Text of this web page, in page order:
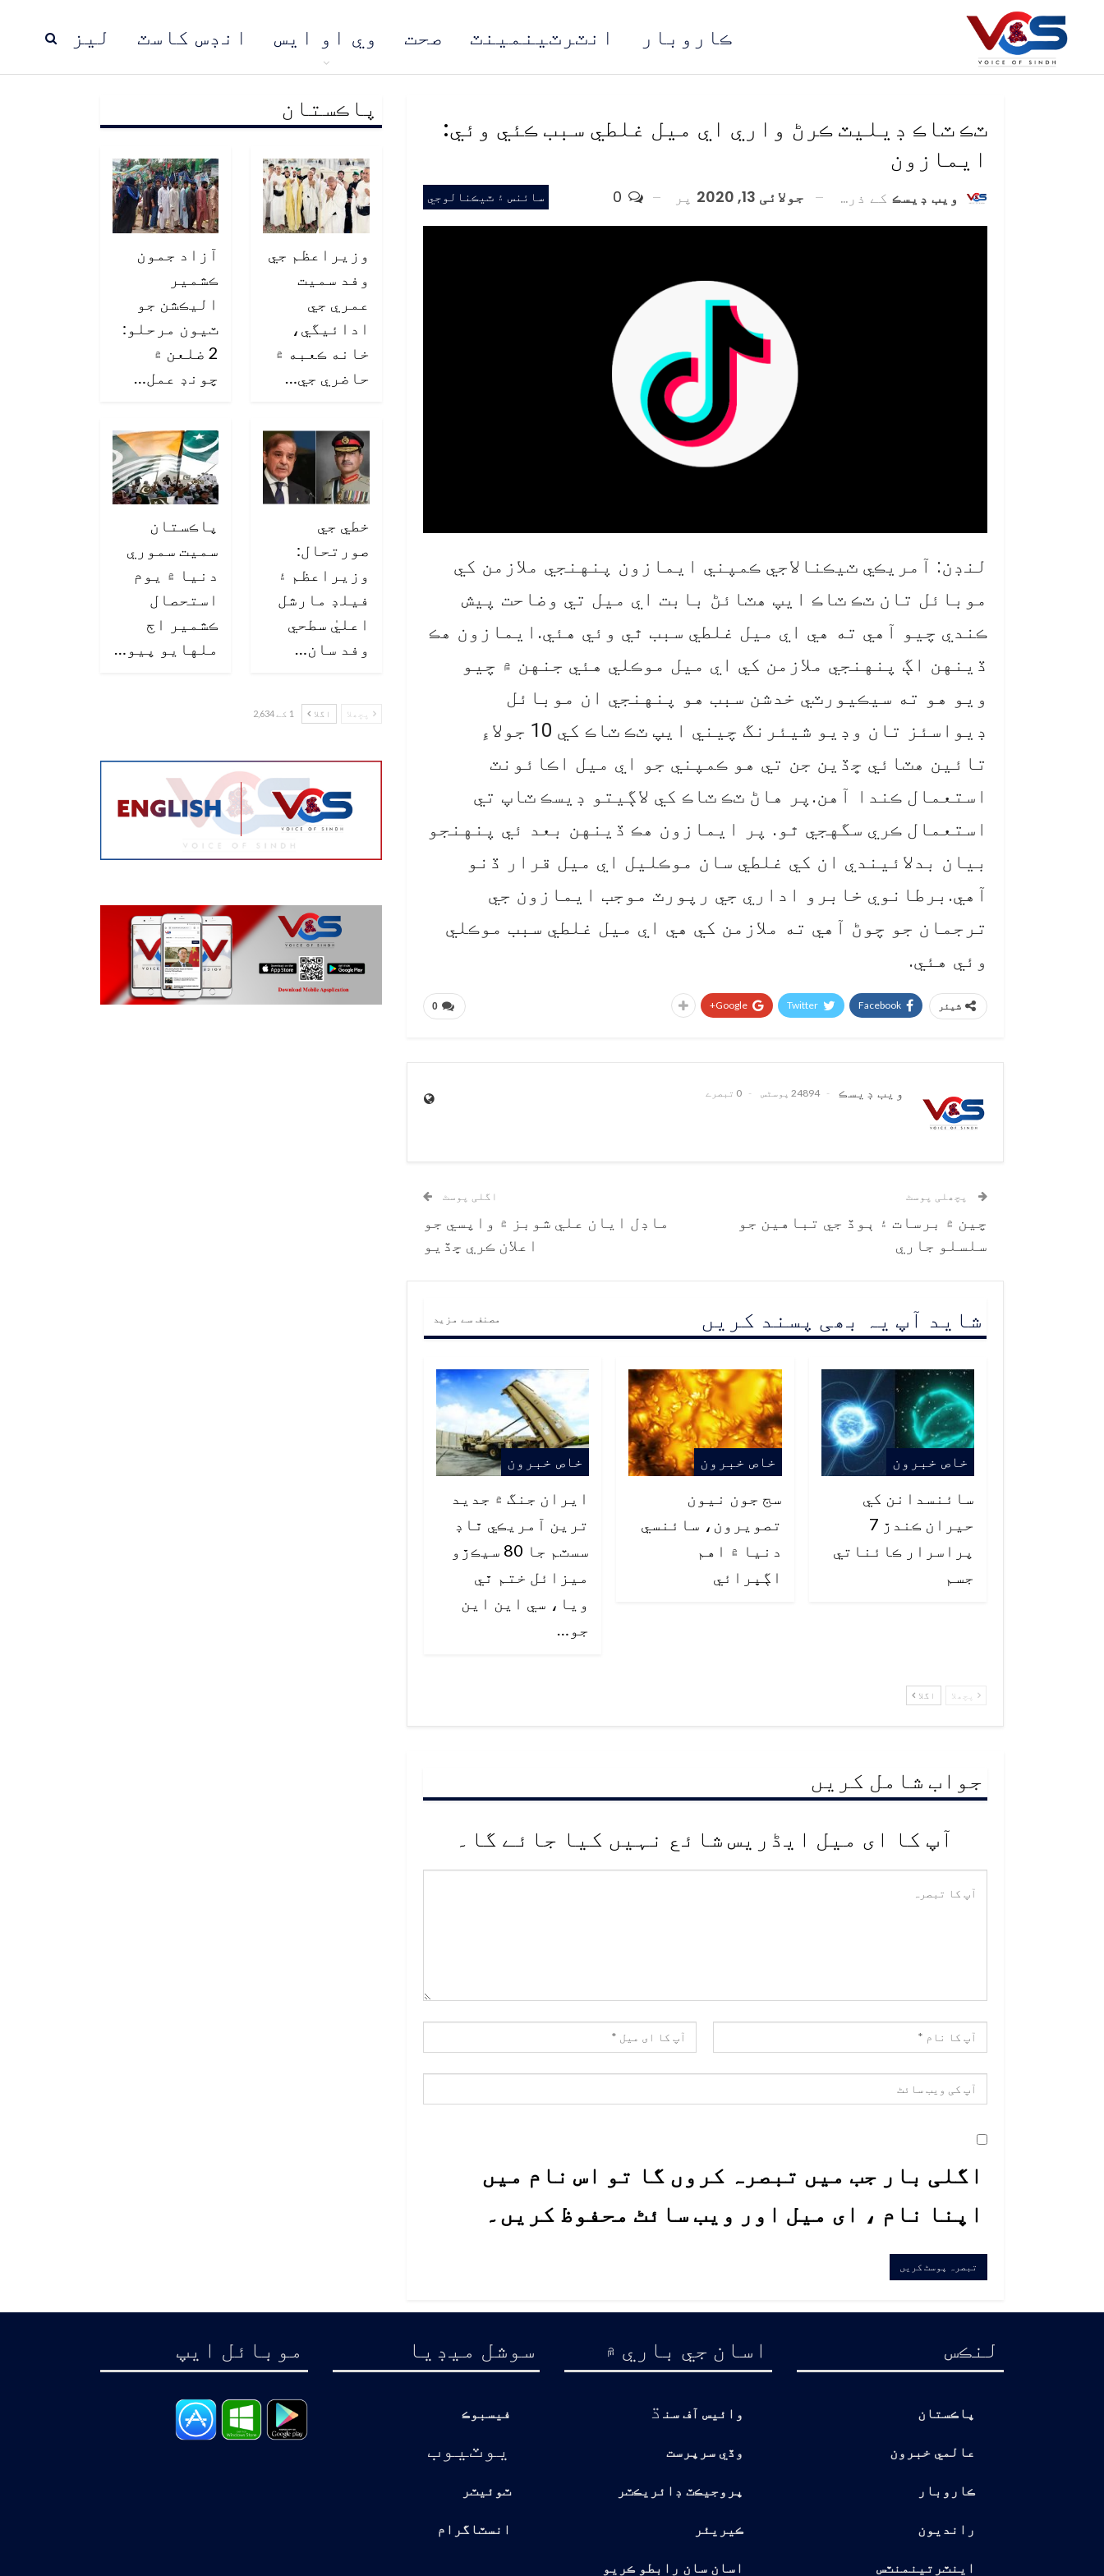
ليز انڊس کاسٽ وي او ايس صحت انٽرٽينمينٽ ڪاروبار
پاڪستان مُنڍ
ٽڪ ٽاڪ ڊيليٽ ڪرڻ واري اي ميل غلطي سبب ڪئي وئي:
ايمازون
سائنس ۽ ٽيڪنالوجي ويب ڊيسڪ کے ذریعہ جولائی 13, 2020 پر
لنڊن: آمريڪي ٽيڪنالاجي ڪمپني ايمازون پنهنجي ملازمن کي
موبائل تان ٽڪ ٽاڪ ايپ هٽائڻ بابت اي ميل تي وضاحت پيش
ڪندي چيو آهي ته هي اي ميل غلطي سبب ٿي وئي هئي.ايمازون هڪ
ڏينهن اڳ پنهنجي ملازمن کي اي ميل موڪلي هئي جنهن ۾ چيو
ويو هو ته سيڪيورٽي خدشن سبب هو پنهنجي ان موبائل
ڊيواسئز تان وڊيو شيئرنگ چيني ايپ ٽڪ ٽاڪ کي 10 جولاءِ
تائين هٽائي ڇڏين جن تي هو ڪمپني جو اي ميل اڪائونٽ
استعمال ڪندا آهن.پر هاڻ ٽڪ ٽاڪ کي لاڳيتو ڊيسڪ ٽاپ تي
استعمال ڪري سگهجي ٿو. پر ايمازون هڪ ڏينهن بعد ئي پنهنجو
بيان بدلائيندي ان کي غلطي سان موڪليل اي ميل قرار ڏنو
آهي.برطانوي خابرو اداري جي رپورٽ موجب ايمازون جي
ترجمان جو چوڻ آهي ته ملازمن کي هي اي ميل غلطي سبب موڪلي
وئي هئي.
0 شیئر Facebook
Twitter
Google+
ويب ڊيسڪ 24894 پوسٹس 0 تبصرے
پچھلی پوسٹ
چين ۾ برسات ۽ ٻوڏ جي تباهين جو
سلسلو جاري
اگلی پوسٹ
ماڊل ايان علي شوبز ۾ واپسي جو
اعلان ڪري ڇڏيو
شاید آپ یہ بھی پسند کریں مصنف سے مزید
خاص خبرون
سائنسدانن کي
حيران ڪندڙ 7
پراسرار ڪائناتي
جسم
خاص خبرون
سج جون نيون
تصويرون، سائنسي
دنيا ۾ اهم
اڳڀرائي
خاص خبرون
ايران جنگ ۾ جديد
ترين آمريڪي ٿاڊ
سسٽم جا 80 سيڪڙو
ميزائل ختم ٿي
ويا، سي اين اين
جو…
پچھلا اگلا
جواب شامل کریں
آپ کا ای میل ایڈریس شائع نہیں کیا جائے گا۔
اگلی بار جب میں تبصرہ کروں گا تو اس نام میں
اپنا نام ، ای میل اور ویب سائٹ محفوظ کریں۔
پاڪستان
وزيراعظم جي
وفد سميت
عمري جي
ادائيگي،
خانه ڪعبه ۾
حاضري جي…
آزاد جمون
ڪشمير
اليڪشن جو
ٽيون مرحلو:
2 ضلعن ۾
چونڊ عمل…
خطي جي
صورتحال:
وزيراعظم ۽
فيلڊ مارشل
اعليٰ سطحي
وفد سان…
پاڪستان
سميت سموري
دنيا ۾ يوم
استحصال
ڪشمير اڄ
ملهايو پيو…
پچھلا اگلا 1 کے 2,634
لنڪس
پاڪستان
عالمي خبرون
ڪاروبار
رانديون
اينٽرتينمنٽس
اسان جي باري ۾
وائيس آف سن ڌ
وڏي سرپرست
پروجيڪٽ ڊائريڪٽر
ڪيريئر
اسان سان رابطو ڪريو
سوشل ميڊيا
فيسبوڪ
يوٽيوب
ٽوئيٽر
انسٽاگرام
موبائل ايپ